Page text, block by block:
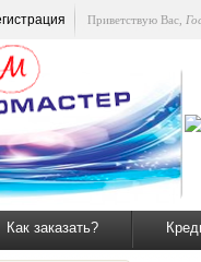
Приветствую Вас
Как заказать?